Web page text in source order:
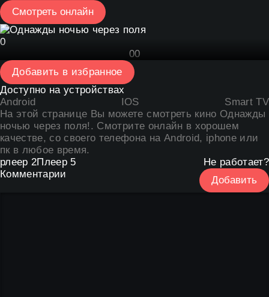
Смотреть онлайн
0
00
Добавить в избранное
Доступно на устройствах
Android
IOS
Smart TV
На этой странице Вы можетесмотреть кино Однажды
ночью через поля!. Смотрите онлайн в хорошем
качестве, со своего телефона на Android, iphone или
пк в любое время.
рлеер 2Плеер 5
Не работает?
Комментарии
Добавить